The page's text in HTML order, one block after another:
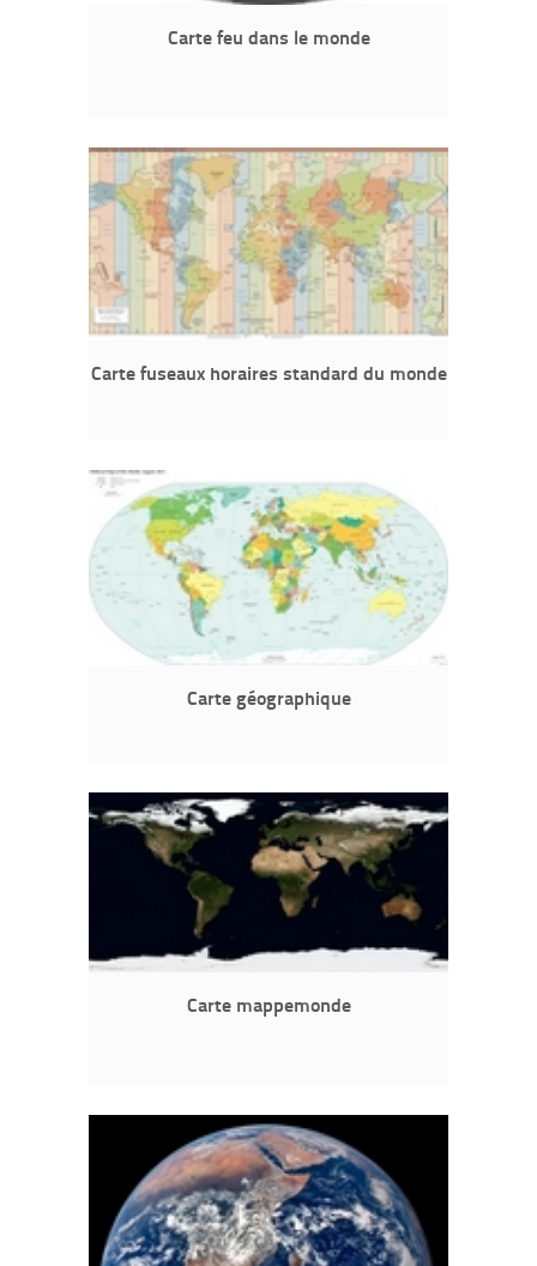
Carte feu dans le monde
Carte fuseaux horaires standard du monde
Carte géographique
Carte mappemonde